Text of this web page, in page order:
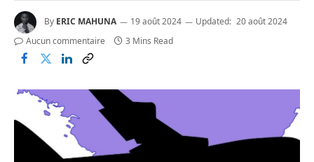
By ERIC MAHUNA 19 août 2024 Updated: 20 août 2024
Aucun commentaire
3 Mins Read